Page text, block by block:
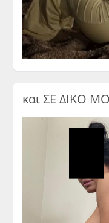
και ΣΕ ΔΙΚΟ